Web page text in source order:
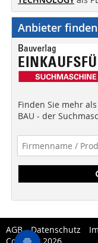
Anbieter finden
Finden Sie mehr als
BAU - der
AGB Datenschutz
Copytest 2026